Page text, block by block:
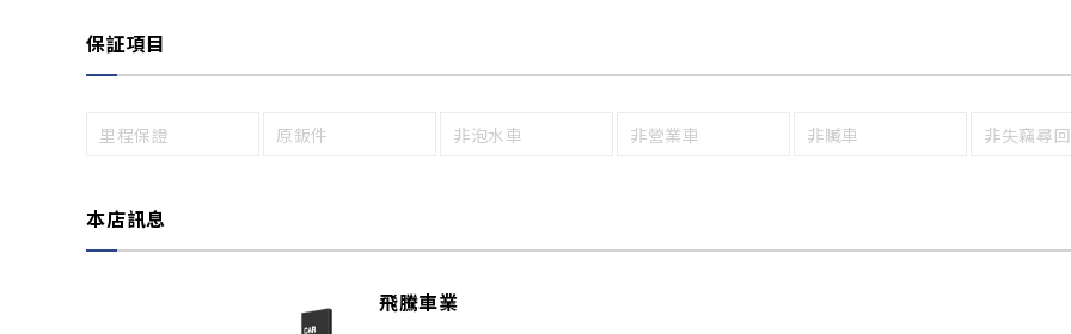
保証項目
里程保證 原鈑件 非泡水車 非營業車 非贓車 非失竊尋
本店訊息
飛騰車業